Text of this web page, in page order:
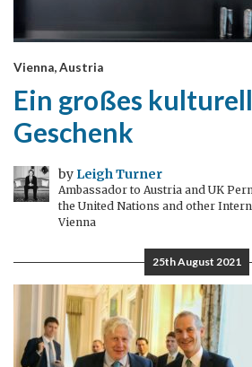
Vienna, Austria
Ein großes
Geschenk
by Leigh Turner
Ambassador to Austria and UK
the United Nations and other
Vienna
25th August 2021